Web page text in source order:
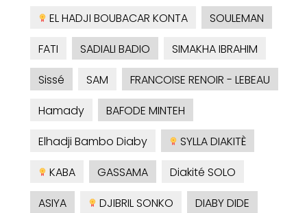
EL HADJI BOUBACAR KONTA
SOULEMAN
FATI
SADIALI BADIO
SIMAKHA IBRAHIM
Sissé
SAM
FRANCOISE RENOIR - LEBEAU
Hamady
BAFODE MINTEH
Elhadji Bambo Diaby
SYLLA DIAKITÈ
KABA
GASSAMA
Diakité SOLO
ASIYA
DJIBRIL SONKO
DIABY DIDE